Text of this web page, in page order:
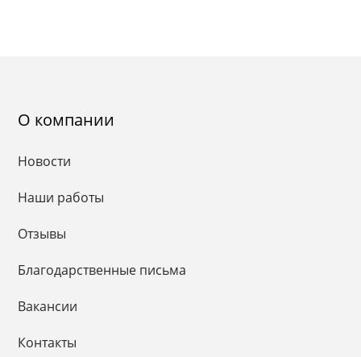
О компании
Новости
Наши работы
Отзывы
Благодарственные письма
Вакансии
Контакты